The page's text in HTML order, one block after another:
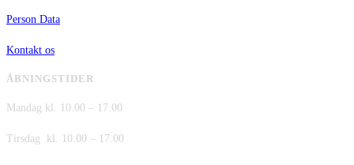
Person Data
Kontakt os
ÅBNINGSTIDER
Mandag kl. 10.00 – 17.00
Tirsdag kl. 10.00 – 17.00